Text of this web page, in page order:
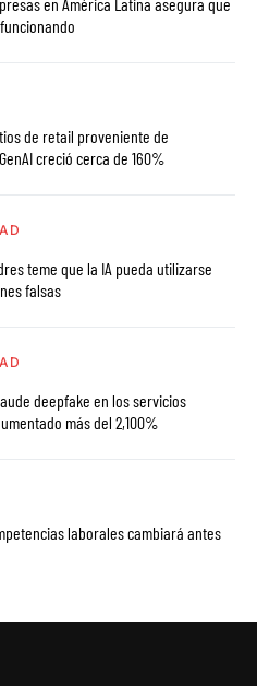
de retail proveniente de
creció cerca de 160%
teme que la IA pueda utilizarse
falsas
deepfake en los servicios
más del 2,100%
laborales cambiará antes